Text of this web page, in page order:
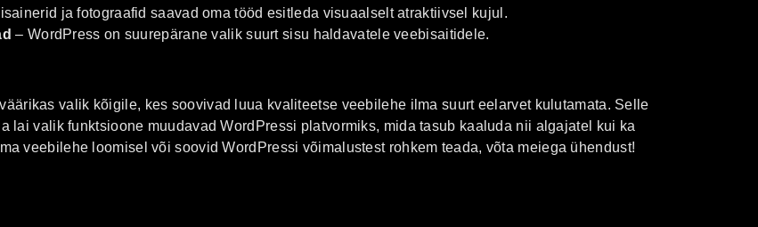
ja fotograafid saavad oma tööd esitleda visuaalselt atraktiivsel kujul.
– WordPress on suurepärane valik suurt sisu haldavatele veebisaitidele.
valik kõigile, kes soovivad luua kvaliteetse veebilehe ilma suurt eelarvet kulutamata. Selle
lai valik funktsioone muudavad WordPressi platvormiks, mida tasub kaaluda nii algajatel kui ka
veebilehe loomisel või soovid WordPressi võimalustest rohkem teada, võta meiega ühendust!